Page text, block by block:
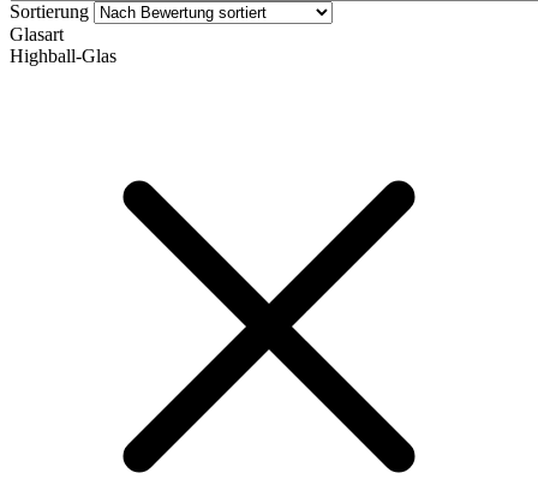
Sortierung
Glasart
Highball-Glas